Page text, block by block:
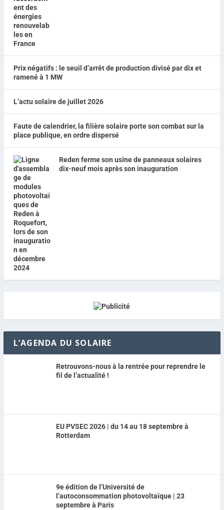
Prix négatifs : le seuil d’arrêt de production divisé par dix et
ramené à 1 MW
L’actu solaire de juillet 2026
Faute de calendrier, la filière solaire porte son combat sur la
place publique, en ordre dispersé
Reden ferme son usine de panneaux solaires
dix-neuf mois après son inauguration
L’AGENDA DU SOLAIRE
Retrouvons-nous à la rentrée pour reprendre le
fil de l’actualité !
EU PVSEC 2026 | du 14 au 18 septembre à
Rotterdam
9e édition de l’Université de
l’autoconsommation photovoltaïque | 23
septembre à Paris